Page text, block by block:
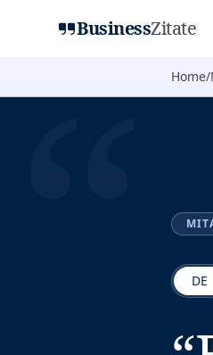
BusinessZitate
Home/
“ DE